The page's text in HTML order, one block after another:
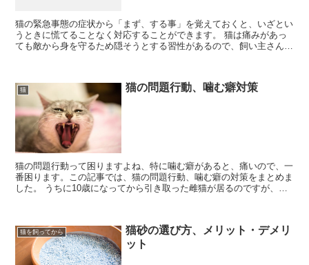
猫の緊急事態の症状から「まず、する事」を覚えておくと、いざとい
うときに慌てることなく対応することができます。 猫は痛みがあっ
ても敵から身を守るため隠そうとする習性があるので、飼い主さんが
猫 猫の問題行動、噛む癖対策
猫の問題行動って困りますよね、特に噛む癖があると、痛いので、一
番困ります。この記事では、猫の問題行動、噛む癖の対策をまとめま
した。 うちに10歳になってから引き取った雌猫が居るのですが、困
猫を飼ってから
猫砂の選び方、メリット・デメリ
ット